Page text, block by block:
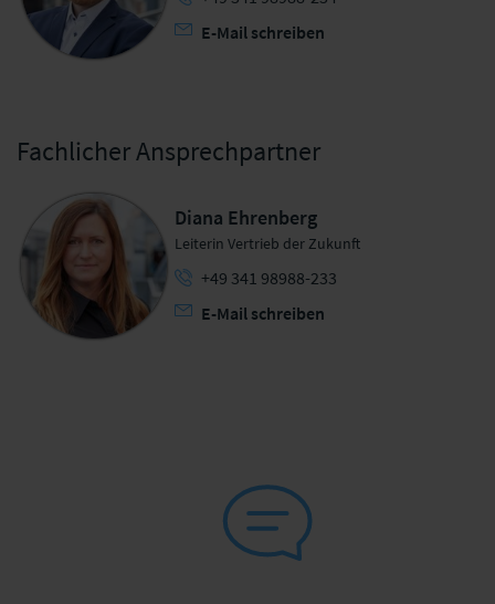
E-Mail schreiben
Fachlicher Ansprechpartner
Diana Ehrenberg
Leiterin Vertrieb der Zukunft
+49 341 98988-233
E-Mail schreiben